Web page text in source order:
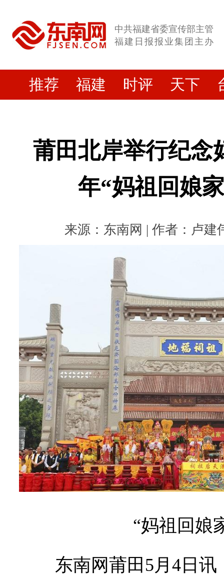
中共福建省委宣传部主管
福建日报报业集团主办
推荐 福建 时评 天下
莆田北岸举行纪念
年“妈祖回娘
来源：东南网 | 作者：卢建
“妈祖回娘
东南网莆田5月4日